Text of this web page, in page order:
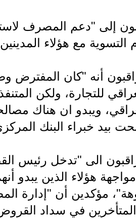
إلى "دعم المصرف
التسوية مع هؤلاء
أنه "كان المفترض
للتجارة، ولكن
ويبدو ان هناك
بيد خبراء البنك
الى "تدخل رئيس
هؤلاء الذين
مؤكدين أن "إدارة
في سداد